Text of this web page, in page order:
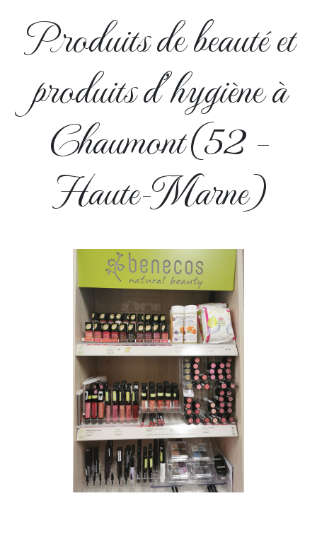
Produits de beauté et
produits d’hygiène à
Chaumont (52 –
Haute-Marne)